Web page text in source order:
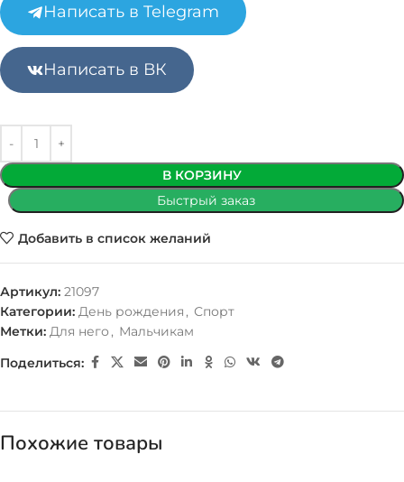
Написать в Telegram
Написать в ВК
В КОРЗИНУ
Быстрый заказ
Добавить в список желаний
Артикул: 21097
Категории: День рождения , Спорт
Метки: Для него , Мальчикам
Поделиться:
Похожие товары